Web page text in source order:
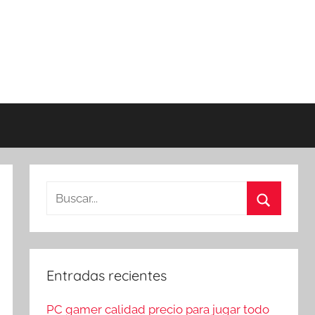
Buscar:
Entradas recientes
PC gamer calidad precio para jugar todo